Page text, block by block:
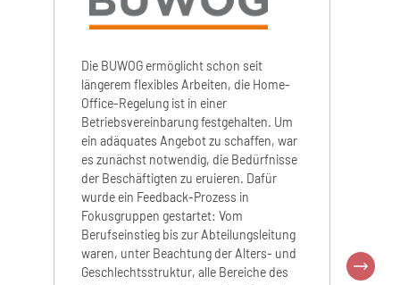
Die BUWOG ermöglicht schon seit
längerem flexibles Arbeiten, die Home-
Office-Regelung ist in einer
Betriebsvereinbarung festgehalten. Um
ein adäquates Angebot zu schaffen, war
es zunächst notwendig, die Bedürfnisse
der Beschäftigten zu eruieren. Dafür
wurde ein Feedback-Prozess in
Fokusgruppen gestartet: Vom
Berufseinstieg bis zur Abteilungsleitung
waren, unter Beachtung der Alters- und
Geschlechtsstruktur, alle Bereiche des
Vor